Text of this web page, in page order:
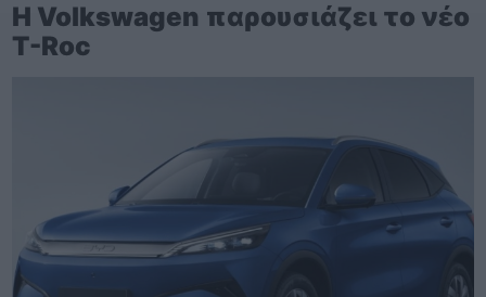
Η Volkswagen παρουσιάζει το νέο
T-Roc